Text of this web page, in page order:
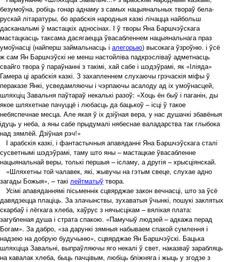
безумоўна, робіць гонар аднаму з самых нацыянальных твораў бела-
рускай літаратуры, бо арабскія народныя казкі лічацца найбольш
дасканалымі ў мастацкіх адносінах. І ў творы Яна Баршчэўскага
мастацкасць таксама дасягаецца ўвасабленнем нацыянальнага праз
умоўнасці (найперш займальнасць і алегорыю) высокага ўзроўню. і ўсё
ж сам Ян Баршчэўскі не менш настойліва падкрэсліваў адметнасць
свайго твора ў параўнанні з такімі, хай сабе і шэдэўрамі, як «Іліяда»
Гамера ці арабскія казкі. З захапленнем слухаючы грэчаскія міфы ў
пераказе Янкі, усведамляючы і чэрпаючы асалоду ад іх умоўнасцей,
шляхціц Завальня паўтараў некалькі разоў: «Хоць ён быў і паганін, ды
якое шляхетнае пачуццё і любасць да бацькоў – ісці ў такое
небяспечнае месца. Але якая ў іх дзіўная вера, у нас душачкі збавёныя
ідуць у неба, а яны сабе прыдумалі нябеснае валадарства так глыбока
над зямлёй. Дзіўная рэч!»
І арабскія казкі, і фантастычныя апавяданні Яна Баршчэўскага сталі
сусветнымі шэдэўрамі, таму што яны – мастацкае ўвасабленне
нацыянальнай веры, толькі першыя – ісламу, а другія – хрысціянскай.
«Шляхетны той чалавек, які, жывучы на гэтым свеце, слухае адно
загады Божыя», – такі лейтматыў твора.
Усімі апавяданнямі пісьменнік сцвярджае закон вечнасці, што за ўсё
давядзецца плаціць. За злачынствы, зухаватыя ўчынкі, пошукі заклятых
скарбаў і лёгкага хлеба, хаўрус з нячысцікам – вялікая плата:
загубленая душа і страта спакою. «Памучыў людзей – адкажа перад
Богам». За дабро, «за дарункі зямныя набываем спакой сумлення і
надзею на добрую будучыню», сцвярджае Ян Баршчэўскі. Бацька
шляхціца Завальні, выпраўляючы яго некалі ў свет, наказваў зарабляць
на кавалак хлеба, быць пачцівым, любіць бліжняга і жыць у згодзе з